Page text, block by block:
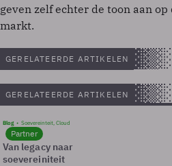
geven zelf echter de toon aan
markt.
GERELATEERDE ARTIKELEN
GERELATEERDE ARTIKELEN
Blog Soevereinteit, Cloud
Partner
Van legacy naar
soevereiniteit